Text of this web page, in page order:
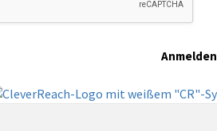
Anmelden